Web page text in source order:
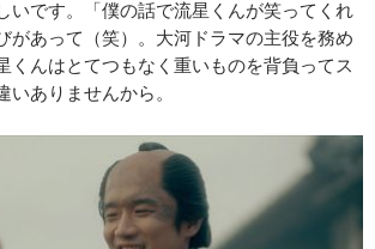
いです。「僕の話で流星くんが笑ってくれ
があって（笑）。大河ドラマの主役を務め
くんはとてつもなく重いものを背負ってス
いありませんから。